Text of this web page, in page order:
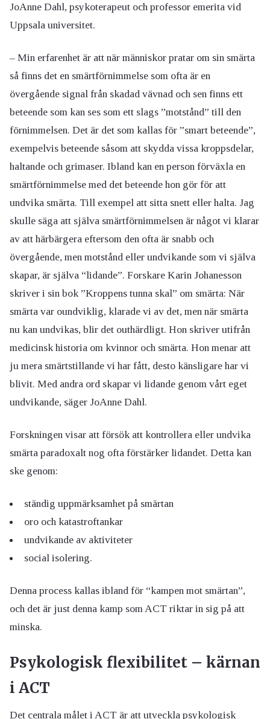
JoAnne Dahl, psykoterapeut och professor emerita vid
Uppsala universitet.
– Min erfarenhet är att när människor pratar om sin smärta
så finns det en smärtförnimmelse som ofta är en
övergående signal från skadad vävnad och sen finns ett
beteende som kan ses som ett slags ”motstånd” till den
förnimmelsen. Det är det som kallas för ”smart beteende”,
exempelvis beteende såsom att skydda vissa kroppsdelar,
haltande och grimaser. Ibland kan en person förväxla en
smärtförnimmelse med det beteende hon gör för att
undvika smärta. Till exempel att sitta snett eller halta. Jag
skulle säga att själva smärtförnimmelsen är något vi klarar
av att härbärgera eftersom den ofta är snabb och
övergående, men motstånd eller undvikande som vi själva
skapar, är själva “lidande”. Forskare Karin Johanesson
skriver i sin bok ”Kroppens tunna skal” om smärta: När
smärta var oundviklig, klarade vi av det, men när smärta
nu kan undvikas, blir det outhärdligt. Hon skriver utifrån
medicinsk historia om kvinnor och smärta. Hon menar att
ju mera smärtstillande vi har fått, desto känsligare har vi
blivit. Med andra ord skapar vi lidande genom vårt eget
undvikande, säger JoAnne Dahl.
Forskningen visar att försök att kontrollera eller undvika
smärta paradoxalt nog ofta förstärker lidandet. Detta kan
ske genom:
ständig uppmärksamhet på smärtan
oro och katastroftankar
undvikande av aktiviteter
social isolering.
Denna process kallas ibland för “kampen mot smärtan”,
och det är just denna kamp som ACT riktar in sig på att
minska.
Psykologisk flexibilitet – kärnan
i ACT
Det centrala målet i ACT är att utveckla psykologisk